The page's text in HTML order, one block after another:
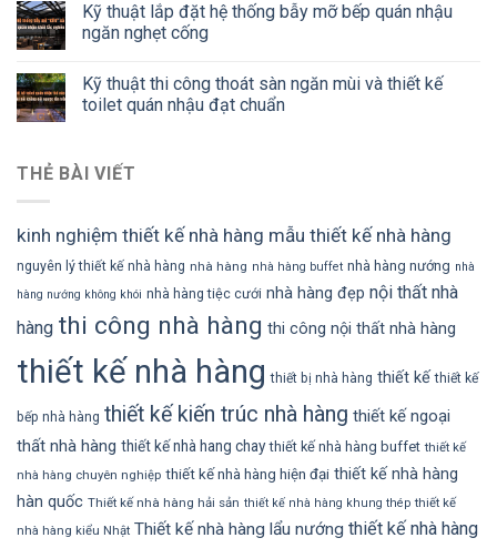
Kỹ thuật lắp đặt hệ thống bẫy mỡ bếp quán nhậu
ngăn nghẹt cống
Kỹ thuật thi công thoát sàn ngăn mùi và thiết kế
toilet quán nhậu đạt chuẩn
THẺ BÀI VIẾT
kinh nghiệm thiết kế nhà hàng mẫu thiết kế nhà hàng
nguyên lý thiết kế nhà hàng nhà hàng nhà hàng buffet nhà hàng nướng nhà
hàng nướng không khói nhà hàng tiệc cưới nhà hàng đẹp nội thất nhà
hàng thi công nhà hàng thi công nội thất nhà hàng
thiết kế nhà hàng thiết bị nhà hàng thiết kế thiết kế
bếp nhà hàng thiết kế kiến trúc nhà hàng thiết kế ngoại
thất nhà hàng thiết kế nhà hang chay thiết kế nhà hàng buffet thiết kế
nhà hàng chuyên nghiệp thiết kế nhà hàng hiện đại thiết kế nhà hàng
hàn quốc Thiết kế nhà hàng hải sản thiết kế nhà hàng khung thép thiết kế
nhà hàng kiểu Nhật Thiết kế nhà hàng lẩu nướng thiết kế nhà hàng